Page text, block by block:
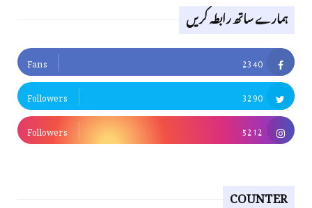
ہمارے ساتھ رابطہ کریں
2340
Fans
3290
Followers
5212
Followers
COUNTER